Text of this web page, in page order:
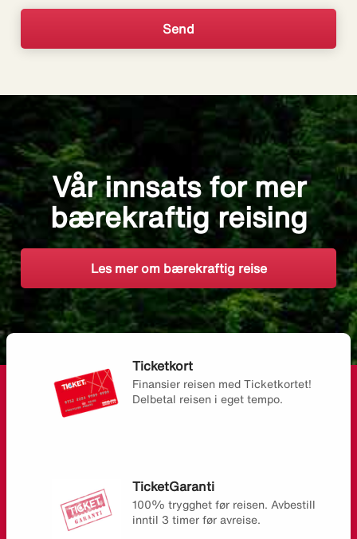
Vår innsats for mer
bærekraftig reising
Les mer om bærekraftig reise
Ticketkort
Finansier reisen med Ticketkortet!
Delbetal reisen i eget tempo.
TicketGaranti
100% trygghet før reisen. Avbestill
inntil 3 timer før avreise.